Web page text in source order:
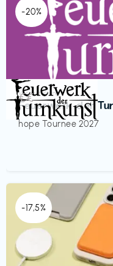
-20%
Veranstaltung
Feuerwerk der
hope Tournee 2027
€€‎
-17,5%